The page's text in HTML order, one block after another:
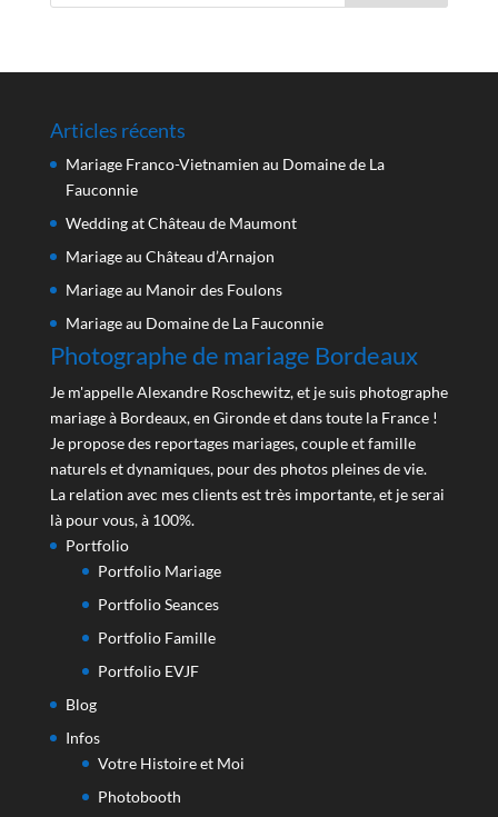
Articles récents
Mariage Franco-Vietnamien au Domaine de La
Fauconnie
Wedding at Château de Maumont
Mariage au Château d’Arnajon
Mariage au Manoir des Foulons
Mariage au Domaine de La Fauconnie
Photographe de mariage Bordeaux
Je m'appelle Alexandre Roschewitz, et je suis photographe
mariage à Bordeaux, en Gironde et dans toute la France !
Je propose des reportages mariages, couple et famille
naturels et dynamiques, pour des photos pleines de vie.
La relation avec mes clients est très importante, et je serai
là pour vous, à 100%.
Portfolio
Portfolio Mariage
Portfolio Seances
Portfolio Famille
Portfolio EVJF
Blog
Infos
Votre Histoire et Moi
Photobooth